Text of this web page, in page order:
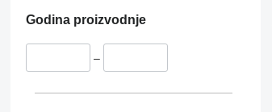
Godina proizvodnje
–